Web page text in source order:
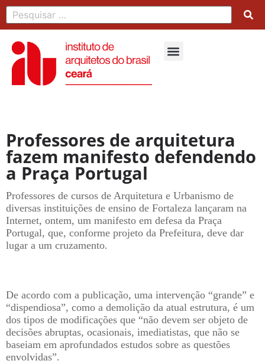
Professores de arquitetura
fazem manifesto defendendo
a Praça Portugal
Professores de cursos de Arquitetura e Urbanismo de
diversas instituições de ensino de Fortaleza lançaram na
Internet, ontem, um manifesto em defesa da Praça
Portugal, que, conforme projeto da Prefeitura, deve dar
lugar a um cruzamento.
De acordo com a publicação, uma intervenção “grande” e
“dispendiosa”, como a demolição da atual estrutura, é um
dos tipos de modificações que “não devem ser objeto de
decisões abruptas, ocasionais, imediatistas, que não se
baseiam em aprofundados estudos sobre as questões
envolvidas”.